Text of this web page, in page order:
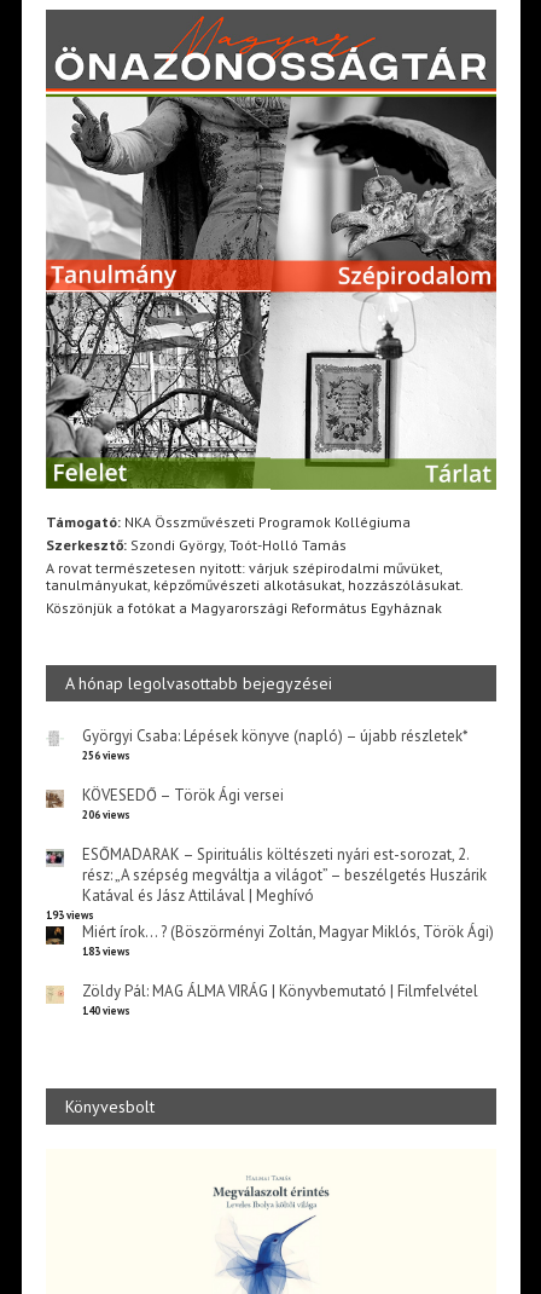
Támogató:NKA Összművészeti Programok Kollégiuma
Szerkesztő:Szondi György, Toót-Holló Tamás
A rovat természetesen nyitott: várjuk szépirodalmi művüket,
tanulmányukat, képzőművészeti alkotásukat, hozzászólásukat.
Köszönjük a fotókat a Magyarországi Református Egyháznak
A hónap legolvasottabb bejegyzései
Györgyi Csaba: Lépések könyve (napló) – újabb részletek*
256 views
KÖVESEDŐ – Török Ági versei
206 views
ESŐMADARAK – Spirituális költészeti nyári est-sorozat, 2.
rész: „A szépség megváltja a világot” – beszélgetés Huszárik
Katával és Jász Attilával | Meghívó
193 views
Miért írok… ? (Böszörményi Zoltán, Magyar Miklós, Török Ági)
183 views
Zöldy Pál: MAG ÁLMA VIRÁG | Könyvbemutató | Filmfelvétel
140 views
Könyvesbolt